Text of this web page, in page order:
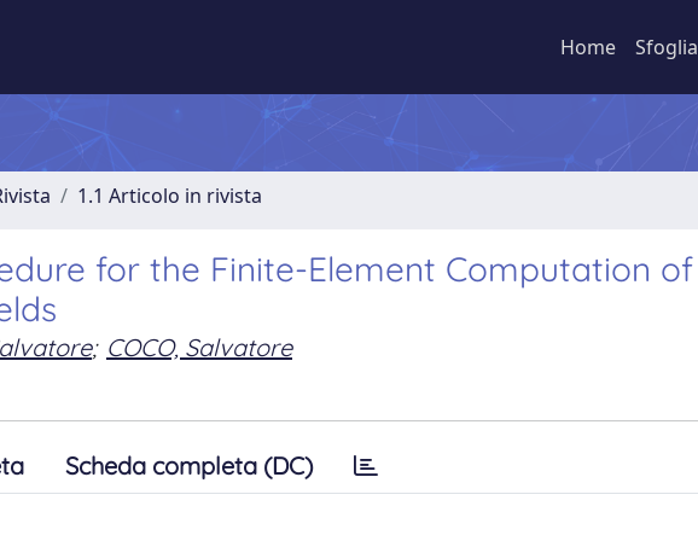
Home Sfoglia
1.1 Articolo in rivista
for the Finite-Element Computation of
; COCO, Salvatore
Scheda completa (DC)